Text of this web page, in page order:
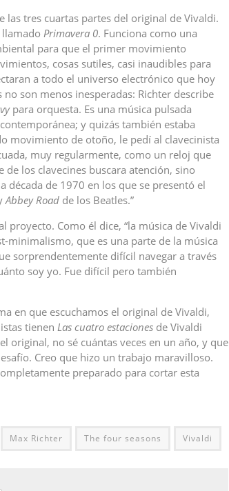
las tres cuartas partes del original de Vivaldi.
Primavera 0. Funciona como una
para que el primer movimiento
cosas sutiles, casi inaudibles para
a todo el universo electrónico que hoy
son menos inesperadas: Richter describe
para orquesta. Es una música pulsada
y quizás también estaba
movimiento de otoño, le pedí al clavecinista
muy regularmente, como un reloj que
los clavecines buscara atención, sino
década de 1970 en los que se presentó el
Abbey Road de los Beatles.”
Como él dice, “la música de Vivaldi
minimalismo, que es una parte de la música
sorprendentemente difícil navegar a través
soy yo. Fue difícil pero también
en que escuchamos el original de Vivaldi,
tienen Las cuatro estaciones de Vivaldi
original, no sé cuántas veces en un año, y que
Creo que hizo un trabajo maravilloso.
preparado para cortar esta
Max Richter The four seasons Vivaldi